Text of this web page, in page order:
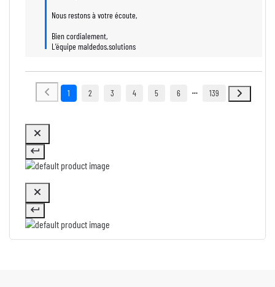
Nous restons à votre écoute,
Bien cordialement,
L’équipe maldedos.solutions
1 2 3 4 5 6 139